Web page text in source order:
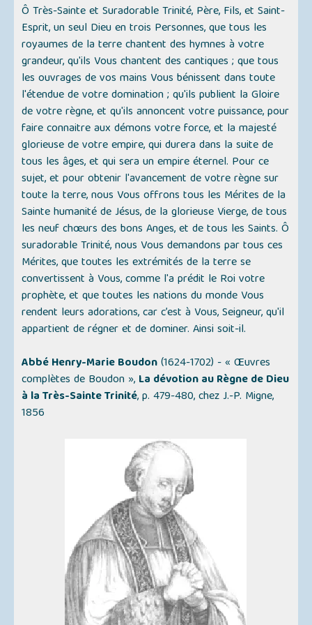
Ô Très-Sainte et Suradorable Trinité, Père, Fils, et Saint-
Esprit, un seul Dieu en trois Personnes, que tous les
royaumes de la terre chantent des hymnes à votre
grandeur, qu'ils Vous chantent des cantiques ; que tous
les ouvrages de vos mains Vous bénissent dans toute
l'étendue de votre domination ; qu'ils publient la Gloire
de votre règne, et qu'ils annoncent votre puissance, pour
faire connaitre aux démons votre force, et la majesté
glorieuse de votre empire, qui durera dans la suite de
tous les âges, et qui sera un empire éternel. Pour ce
sujet, et pour obtenir l'avancement de votre règne sur
toute la terre, nous Vous offrons tous les Mérites de la
Sainte humanité de Jésus, de la glorieuse Vierge, de tous
les neuf chœurs des bons Anges, et de tous les Saints. Ô
suradorable Trinité, nous Vous demandons par tous ces
Mérites, que toutes les extrémités de la terre se
convertissent à Vous, comme l'a prédit le Roi votre
prophète, et que toutes les nations du monde Vous
rendent leurs adorations, car c’est à Vous, Seigneur, qu'il
appartient de régner et de dominer. Ainsi soit-il.
Abbé Henry-Marie Boudon(1624-1702) -« Œuvres
complètes de Boudon », La dévotion au Règne de Dieu
à la Très-Sainte Trinité, p. 479-480, chez J.-P. Migne,
1856